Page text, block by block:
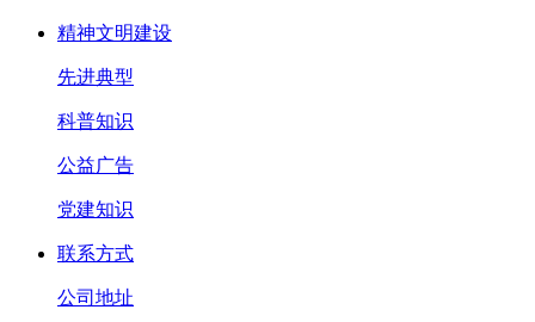
精神文明建设
先进典型
科普知识
公益广告
党建知识
联系方式
公司地址